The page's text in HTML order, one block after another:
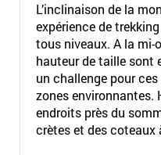
L’inclinaison de la
expérience de
tous niveaux. A la mi-
hauteur de taille sont
un challenge pour
zones environnantes.
endroits près du
crètes et des coteaux